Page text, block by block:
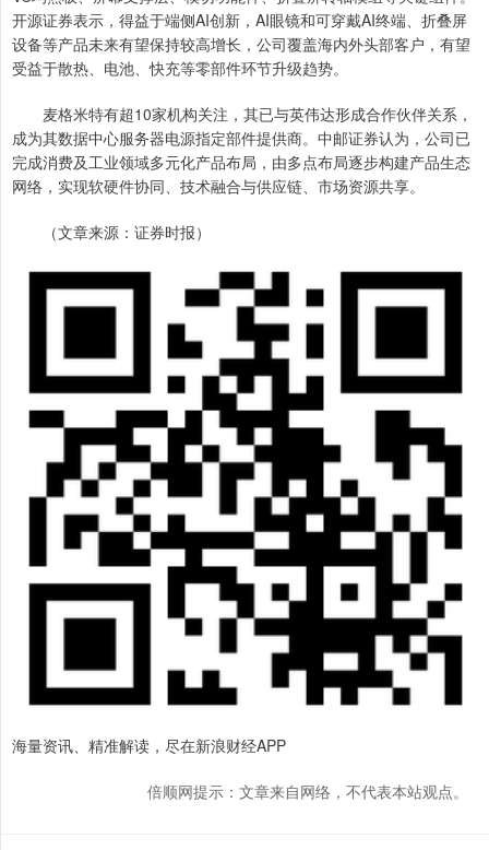
开源证券表示，得益于端侧AI创新，AI眼镜和可穿戴AI终端、折叠屏
设备等产品未来有望保持较高增长，公司覆盖海内外头部客户，有望
受益于散热、电池、快充等零部件环节升级趋势。
麦格米特有超10家机构关注，其已与英伟达形成合作伙伴关系，
成为其数据中心服务器电源指定部件提供商。中邮证券认为，公司已
完成消费及工业领域多元化产品布局，由多点布局逐步构建产品生态
网络，实现软硬件协同、技术融合与供应链、市场资源共享。
（文章来源：证券时报）
海量资讯、精准解读，尽在新浪财经APP
倍顺网提示：文章来自网络，不代表本站观点。